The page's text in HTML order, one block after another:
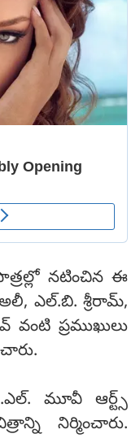
నటించిన ఈ
ఎల్.బి. శ్రీరామ్,
ప్రముఖులు
మూవీ ఆర్ట్స్
నిర్మించారు.